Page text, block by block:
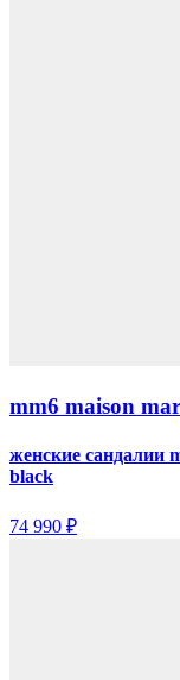
mm6 maison
женские сандалии
black
74 990 ₽